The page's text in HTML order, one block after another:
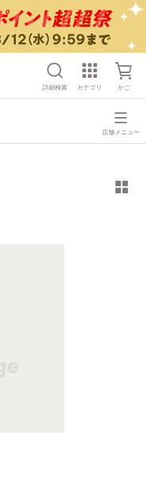
詳細検索 カテゴリ かご
店舗メニュー